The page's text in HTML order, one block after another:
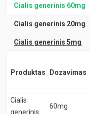
Cialis generinis 60mg
Cialis generinis 20mg
Cialis generinis 5mg
Produktas Dozavimas
Cialis
generinis
60mg